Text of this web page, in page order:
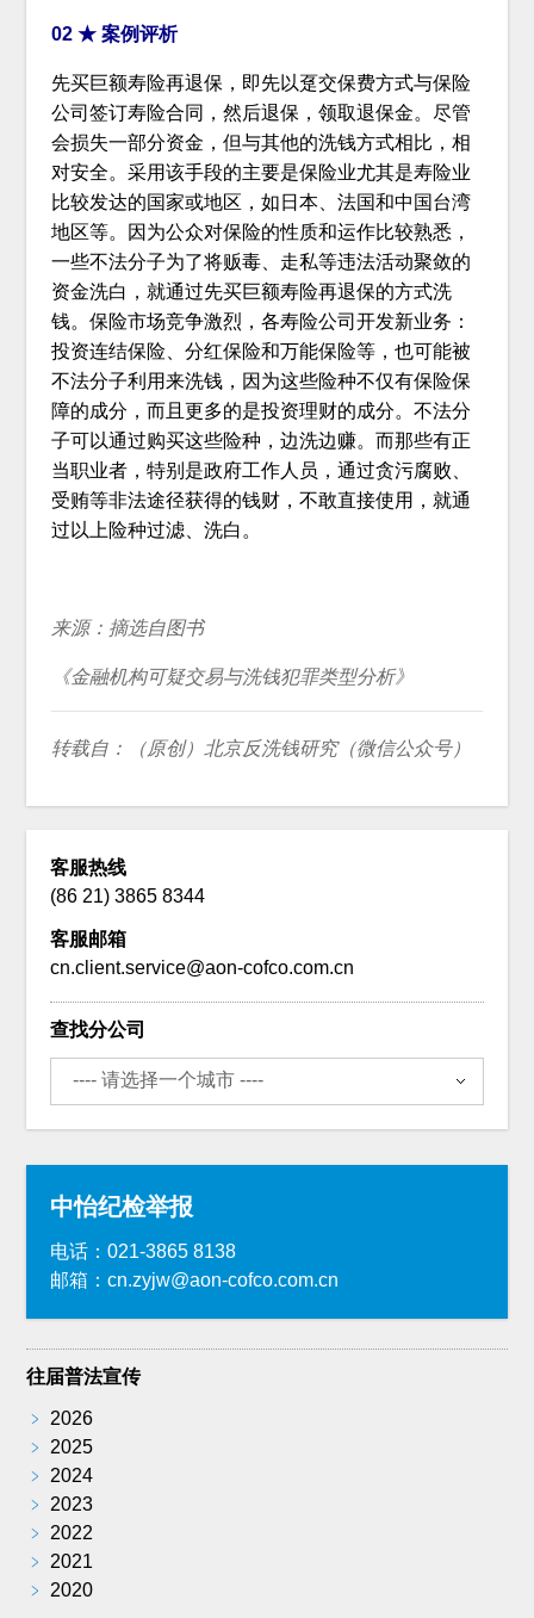
02 ★ 案例评析
先买巨额寿险再退保，即先以趸交保费方式与保险
公司签订寿险合同，然后退保，领取退保金。尽管
会损失一部分资金，但与其他的洗钱方式相比，相
对安全。采用该手段的主要是保险业尤其是寿险业
比较发达的国家或地区，如日本、法国和中国台湾
地区等。因为公众对保险的性质和运作比较熟悉，
一些不法分子为了将贩毒、走私等违法活动聚敛的
资金洗白，就通过先买巨额寿险再退保的方式洗
钱。保险市场竞争激烈，各寿险公司开发新业务：
投资连结保险、分红保险和万能保险等，也可能被
不法分子利用来洗钱，因为这些险种不仅有保险保
障的成分，而且更多的是投资理财的成分。不法分
子可以通过购买这些险种，边洗边赚。而那些有正
当职业者，特别是政府工作人员，通过贪污腐败、
受贿等非法途径获得的钱财，不敢直接使用，就通
过以上险种过滤、洗白。
来源：摘选自图书
《金融机构可疑交易与洗钱犯罪类型分析》
转载自：（原创）北京反洗钱研究（微信公众号）
客服热线
(86 21) 3865 8344
客服邮箱
cn.client.service@aon-cofco.com.cn
查找分公司
中怡纪检举报
电话：021-3865 8138
邮箱：cn.zyjw@aon-cofco.com.cn
往届普法宣传
﹥
2026
﹥
2025
﹥
2024
﹥
2023
﹥
2022
﹥
2021
﹥
2020